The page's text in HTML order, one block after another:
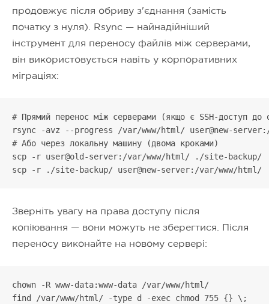
продовжує після обриву з'єднання (замість
початку з нуля). Rsync — найнадійніший
інструмент для переносу файлів між серверами,
він використовується навіть у корпоративних
міграціях:
# Прямий перенос між серверами (якщо є SSH-доступ до
rsync -avz --progress /var/www/html/ user@new-
# Або через локальну машину (двома кроками)
scp -r user@old-server:/var/www/html/ ./site-backup/
scp -r ./site-backup/ user@new-server:/var/www/html/
Зверніть увагу на права доступу після
копіювання — вони можуть не зберегтися. Після
переносу виконайте на новому сервері:
chown -R www-data:www-data /var/www/html/
find /var/www/html/ -type d -exec chmod 755 {} \;